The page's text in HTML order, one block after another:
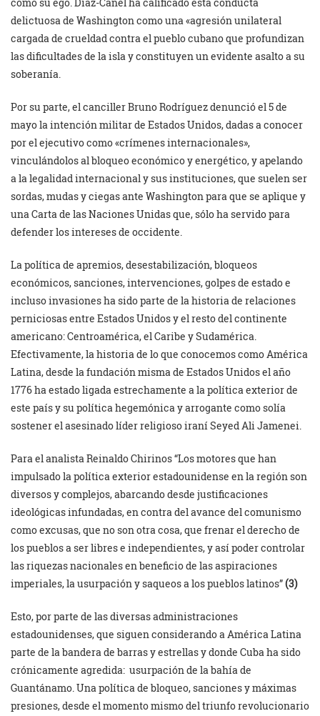
como su ego. Díaz-Canel ha calificado esta conducta
delictuosa de Washington como una «agresión unilateral
cargada de crueldad contra el pueblo cubano que profundizan
las dificultades de la isla y constituyen un evidente asalto a su
soberanía.
Por su parte, el canciller Bruno Rodríguez denunció el 5 de
mayo la intención militar de Estados Unidos, dadas a conocer
por el ejecutivo como «crímenes internacionales»,
vinculándolos al bloqueo económico y energético, y apelando
a la legalidad internacional y sus instituciones, que suelen ser
sordas, mudas y ciegas ante Washington para que se aplique y
una Carta de las Naciones Unidas que, sólo ha servido para
defender los intereses de occidente.
La política de apremios, desestabilización, bloqueos
económicos, sanciones, intervenciones, golpes de estado e
incluso invasiones ha sido parte de la historia de relaciones
perniciosas entre Estados Unidos y el resto del continente
americano: Centroamérica, el Caribe y Sudamérica.
Efectivamente, la historia de lo que conocemos como América
Latina, desde la fundación misma de Estados Unidos el año
1776 ha estado ligada estrechamente a la política exterior de
este país y su política hegemónica y arrogante como solía
sostener el asesinado líder religioso iraní Seyed Ali Jamenei.
Para el analista Reinaldo Chirinos “Los motores que han
impulsado la política exterior estadounidense en la región son
diversos y complejos, abarcando desde justificaciones
ideológicas infundadas, en contra del avance del comunismo
como excusas, que no son otra cosa, que frenar el derecho de
los pueblos a ser libres e independientes, y así poder controlar
las riquezas nacionales en beneficio de las aspiraciones
imperiales, la usurpación y saqueos a los pueblos latinos”(3)
Esto, por parte de las diversas administraciones
estadounidenses, que siguen considerando a América Latina
parte de la bandera de barras y estrellas y donde Cuba ha sido
crónicamente agredida: usurpación de la bahía de
Guantánamo. Una política de bloqueo, sanciones y máximas
presiones, desde el momento mismo del triunfo revolucionario